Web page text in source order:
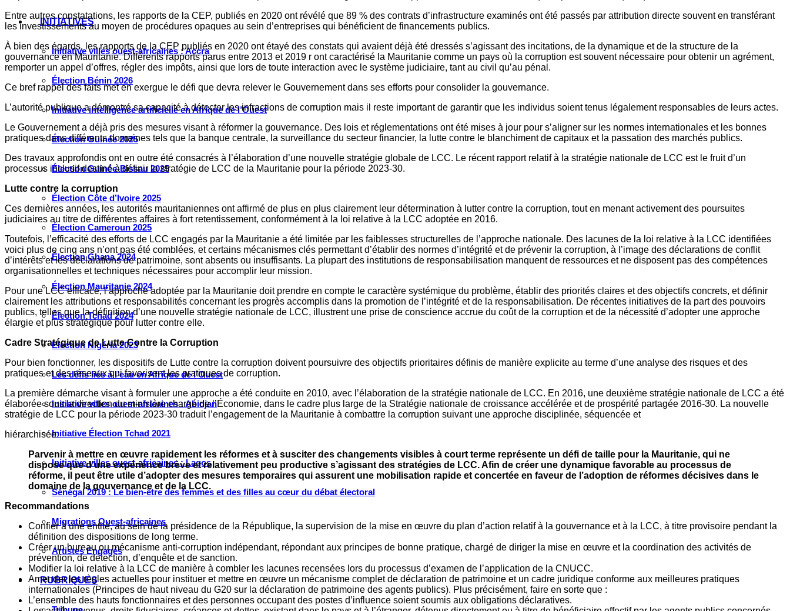
INITIATIVES
Initiative villes ouest-africaines : Accra
Élection Bénin 2026
Initiative intelligence artificielle en Afrique de l’Ouest
Élection Guinée 2025
Élection Guinée-Bissau 2025
Élection Côte d’Ivoire 2025
Élection Cameroun 2025
Élection Ghana 2024
Élection Mauritanie 2024
Élection Tchad 2024
Election Nigéria 2023
Les défis liés à l’eau en Afrique de l’Ouest
Initiative villes ouest-africaines : Abidjan
Initiative Élection Tchad 2021
Initiative villes ouest-africaines : Lagos
Sénégal 2019 : Le bien-être des femmes et des filles au cœur du débat électoral
Migrations Ouest-africaines
Artistes Engagés
RUBRIQUES
Entre autres constatations, les rapports de la CEP, publiés en 2020 ont révélé que 89 % des contrats d’infrastructure examinés ont été passés par attribution directe souvent en transférant
les investissements au moyen de procédures opaques au sein d’entreprises qui bénéficient de financements publics.
À bien des égards, les rapports de la CEP publiés en 2020 ont étayé des constats qui avaient déjà été dressés s’agissant des incitations, de la dynamique et de la structure de la
gouvernance en Mauritanie. Différents rapports parus entre 2013 et 2019 r ont caractérisé la Mauritanie comme un pays où la corruption est souvent nécessaire pour obtenir un agrément,
remporter un appel d’offres, régler des impôts, ainsi que lors de toute interaction avec le système judiciaire, tant au civil qu’au pénal.
Ce bref rappel des faits met en exergue le défi que devra relever le Gouvernement dans ses efforts pour consolider la gouvernance.
L’autorité publique a démontré sa capacité à détecter les infractions de corruption mais il reste important de garantir que les individus soient tenus légalement responsables de leurs actes.
Le Gouvernement a déjà pris des mesures visant à réformer la gouvernance. Des lois et réglementations ont été mises à jour pour s’aligner sur les normes internationales et les bonnes
pratiques dans différents domaines tels que la banque centrale, la surveillance du secteur financier, la lutte contre le blanchiment de capitaux et la passation des marchés publics.
Des travaux approfondis ont en outre été consacrés à l’élaboration d’une nouvelle stratégie globale de LCC. Le récent rapport relatif à la stratégie nationale de LCC est le fruit d’un
processus inclusif destiné à définir la stratégie de LCC de la Mauritanie pour la période 2023-30.
Lutte contre la corruption
Ces dernières années, les autorités mauritaniennes ont affirmé de plus en plus clairement leur détermination à lutter contre la corruption, tout en menant activement des poursuites
judiciaires au titre de différentes affaires à fort retentissement, conformément à la loi relative à la LCC adoptée en 2016.
Toutefois, l’efficacité des efforts de LCC engagés par la Mauritanie a été limitée par les faiblesses structurelles de l’approche nationale. Des lacunes de la loi relative à la LCC identifiées
voici plus de cinq ans n’ont pas été comblées, et certains mécanismes clés permettant d’établir des normes d’intégrité et de prévenir la corruption, à l’image des déclarations de conflit
d’intérêts et les déclarations de patrimoine, sont absents ou insuffisants. La plupart des institutions de responsabilisation manquent de ressources et ne disposent pas des compétences
organisationnelles et techniques nécessaires pour accomplir leur mission.
Pour une LCC efficace, l’approche adoptée par la Mauritanie doit prendre en compte le caractère systémique du problème, établir des priorités claires et des objectifs concrets, et définir
clairement les attributions et responsabilités concernant les progrès accomplis dans la promotion de l’intégrité et de la responsabilisation. De récentes initiatives de la part des pouvoirs
publics, telles que la définition d’une nouvelle stratégie nationale de LCC, illustrent une prise de conscience accrue du coût de la corruption et de la nécessité d’adopter une approche
élargie et plus stratégique pour lutter contre elle.
Cadre Stratégique de Lutte Contre la Corruption
Pour bien fonctionner, les dispositifs de Lutte contre la corruption doivent poursuivre des objectifs prioritaires définis de manière explicite au terme d’une analyse des risques et des
pratiques et des réseaux qui favorisent les pratiques de corruption.
La première démarche visant à formuler une approche a été conduite en 2010, avec l’élaboration de la stratégie nationale de LCC. En 2016, une deuxième stratégie nationale de LCC a été
élaborée sous la direction du ministère chargé de l’Économie, dans le cadre plus large de la Stratégie nationale de croissance accélérée et de prospérité partagée 2016-30. La nouvelle
stratégie de LCC pour la période 2023-30 traduit l’engagement de la Mauritanie à combattre la corruption suivant une approche disciplinée, séquencée et
hiérarchisée.
Parvenir à mettre en œuvre rapidement les réformes et à susciter des changements visibles à court terme représente un défi de taille pour la Mauritanie, qui ne
dispose que d’une expérience brève et relativement peu productive s’agissant des stratégies de LCC. Afin de créer une dynamique favorable au processus de
réforme, il peut être utile d’adopter des mesures temporaires qui assurent une mobilisation rapide et concertée en faveur de l’adoption de réformes décisives dans le
domaine de la gouvernance et de la LCC.
Recommandations
Confier à une entité, au sein de la présidence de la République, la supervision de la mise en œuvre du plan d’action relatif à la gouvernance et à la LCC, à titre provisoire pendant la
définition des dispositions de long terme.
Créer un bureau ou mécanisme anti-corruption indépendant, répondant aux principes de bonne pratique, chargé de diriger la mise en œuvre et la coordination des activités de
prévention, de détection, d’enquête et de sanction.
Modifier la loi relative à la LCC de manière à combler les lacunes recensées lors du processus d’examen de l’application de la CNUCC.
Amender les règles actuelles pour instituer et mettre en œuvre un mécanisme complet de déclaration de patrimoine et un cadre juridique conforme aux meilleures pratiques
internationales (Principes de haut niveau du G20 sur la déclaration de patrimoine des agents publics). Plus précisément, faire en sorte que :
L’ensemble des hauts fonctionnaires et des personnes occupant des postes d’influence soient soumis aux obligations déclaratives.